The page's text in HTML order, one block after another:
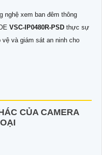
nghệ xem ban đêm thông
VSC-IP0480R-PSD thực sự
và giám sát an ninh cho
CỦA CAMERA